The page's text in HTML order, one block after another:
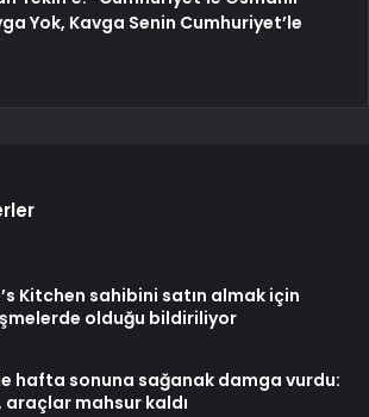
Yok, Kavga Senin Cumhuriyet’le
Kitchen sahibini satın almak için
olduğu bildiriliyor
hafta sonuna sağanak damga vurdu:
araçlar mahsur kaldı